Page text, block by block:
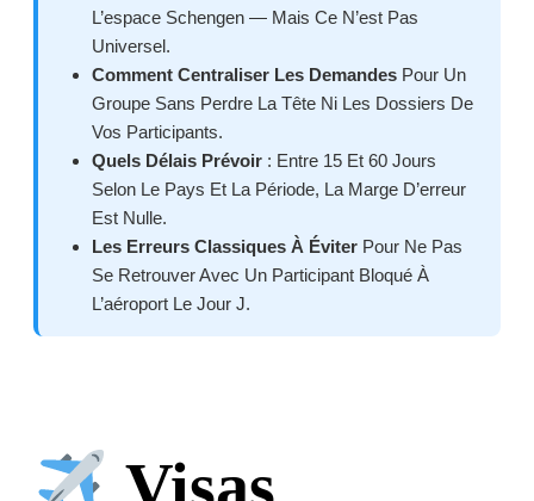
L’espace Schengen — Mais Ce N’est Pas
Universel.
Comment Centraliser Les Demandes Pour Un
Groupe Sans Perdre La Tête Ni Les Dossiers De
Vos Participants.
Quels Délais Prévoir : Entre 15 Et 60 Jours
Selon Le Pays Et La Période, La Marge D’erreur
Est Nulle.
Les Erreurs Classiques À Éviter Pour Ne Pas
Se Retrouver Avec Un Participant Bloqué À
L’aéroport Le Jour J.
Visas